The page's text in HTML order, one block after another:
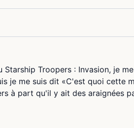
Troopers : Invasion, je
je me suis dit «C'est quoi cette
à part qu'il y ait des araignées